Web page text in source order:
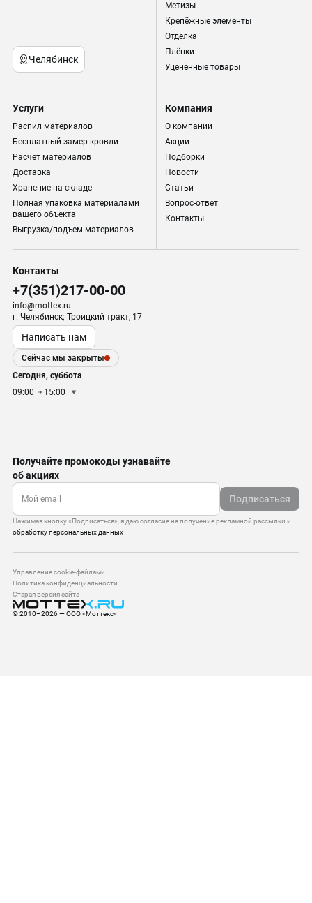
Челябинск
Метизы
Крепёжные элементы
Отделка
Плёнки
Уценённые товары
Услуги
Распил материалов
Бесплатный замер кровли
Расчет материалов
Доставка
Хранение на складе
Полная упаковка материалами
вашего объекта
Выгрузка/подъем материалов
Компания
О компании
Акции
Подборки
Новости
Статьи
Вопрос-ответ
Контакты
Контакты
+7(351)217-00-00
info@mottex.ru
г. Челябинск; Троицкий тракт, 17
Написать нам
Сейчас мы закрыты
Сегодня, суббота
09:00
15:00
Получайте промокоды узнавайте
об акциях
Подписаться
Нажимая кнопку «Подписаться», я даю согласие на получение рекламной рассылки и
обработку персональных данных
Управление cookie-файлами
Политика конфиденциальности
Старая версия сайта
© 2010–2026 — ООО «Моттекс»